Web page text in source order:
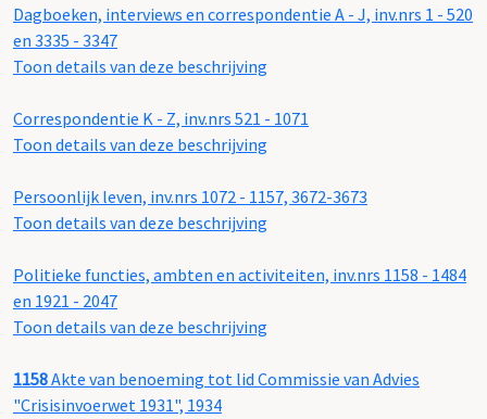
Dagboeken, interviews en correspondentie A - J, inv.nrs 1 - 520
en 3335 - 3347
Toon details van deze beschrijving
Correspondentie K - Z, inv.nrs 521 - 1071
Toon details van deze beschrijving
Persoonlijk leven, inv.nrs 1072 - 1157, 3672-3673
Toon details van deze beschrijving
Politieke functies, ambten en activiteiten, inv.nrs 1158 - 1484
en 1921 - 2047
Toon details van deze beschrijving
1158Akte van benoeming tot lid Commissie van Advies
"Crisisinvoerwet 1931", 1934